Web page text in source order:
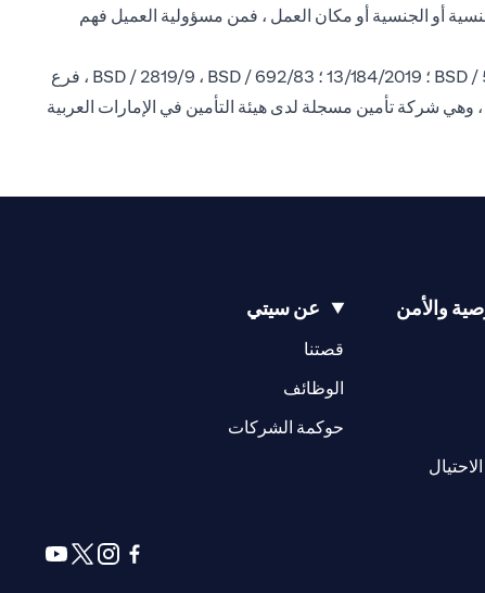
أو الجنسية أو مكان العمل ، فمن مسؤولية العميل فهم
إن سيتي بنك إن إيه فرع الإمارات العربية المتحدة مسجل لدى البنك المركزي لدولة الإمارات العربية المتحدة بموجب ترخيص رقم BSD / 504/83 ؛ 13/184/2019 ؛ BSD / 2819/9 ، BSD / 692/83 ، فرع
وهي شركة تأمين مسجلة لدى هيئة التأمين في الإمارات العربية
والأمن عن سيتي
قصتنا
(opens in a new tab)
الوظائف
(opens in a new tab)
حوكمة الشركات
(opens in a new tab)